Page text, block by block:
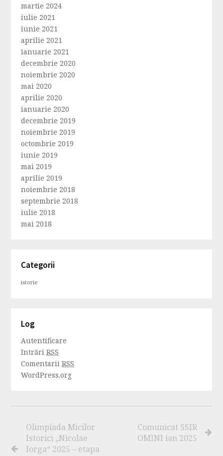
martie 2024
iulie 2021
iunie 2021
aprilie 2021
ianuarie 2021
decembrie 2020
noiembrie 2020
mai 2020
aprilie 2020
ianuarie 2020
decembrie 2019
noiembrie 2019
octombrie 2019
iunie 2019
mai 2019
aprilie 2019
noiembrie 2018
septembrie 2018
iulie 2018
mai 2018
Categorii
istorie
Log
Autentificare
IntrăriRSS
ComentariiRSS
WordPress.org
Olimpiada Micilor
Istorici „Nicolae
Iorga“ 2025 – etapa
Comunicat SSIR
OMINI ian 2025